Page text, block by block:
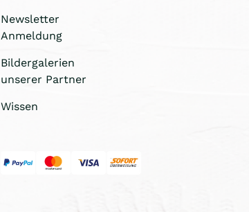
Newsletter
Anmeldung
Bildergalerien
unserer Partner
Wissen